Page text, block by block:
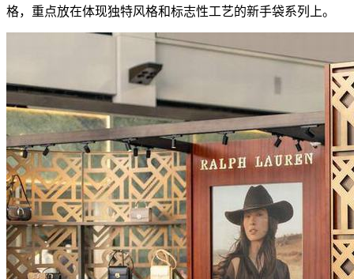
格，重点放在体现独特风格和标志性工艺的新手袋系列上。